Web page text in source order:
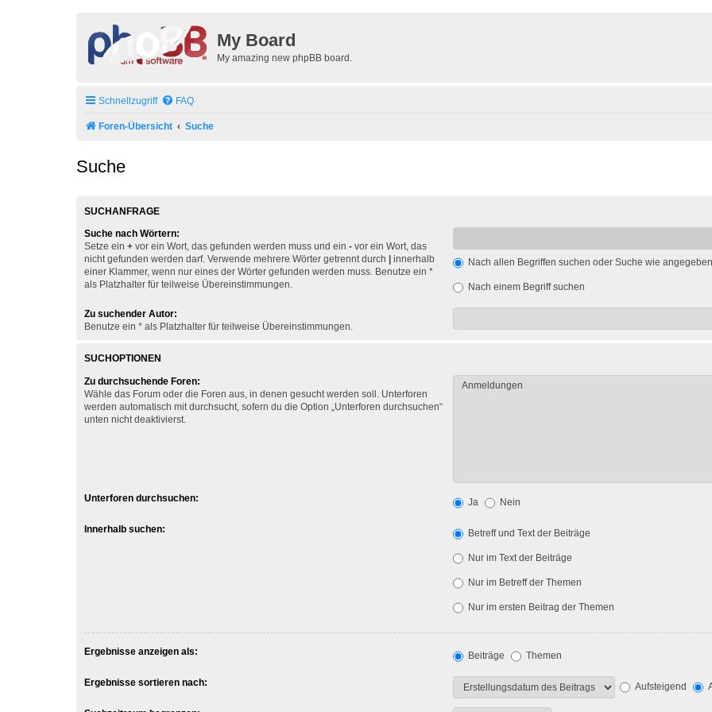
My Board
My amazing new phpBB board.
Schnellzugriff FAQ
Foren-Übersicht Suche
Suche
SUCHANFRAGE
Suche nach Wörtern:
Setze ein + vor ein Wort, das gefunden werden muss und ein - vor ein Wort, das
nicht gefunden werden darf. Verwende mehrere Wörter getrennt durch
innerhalb
einer Klammer, wenn nur eines der Wörter gefunden werden muss. Benutze ein *
als Platzhalter für teilweise Übereinstimmungen.
Nach allen Begriffen suchen oder Suche wie
Nach einem Begriff suchen
Zu suchender Autor:
Benutze ein * als Platzhalter für teilweise Übereinstimmungen.
SUCHOPTIONEN
Zu durchsuchende Foren:
Wähle das Forum oder die Foren aus, in denen gesucht werden soll. Unterforen
werden automatisch mit durchsucht, sofern du die Option „Unterforen durchsuchen“
unten nicht deaktivierst.
Unterforen durchsuchen: Ja Nein
Innerhalb suchen: Betreff und Text der Beiträge
Nur im Text der Beiträge
Nur im Betreff der Themen
Nur im ersten Beitrag der Themen
Ergebnisse anzeigen als: Beiträge Themen
Ergebnisse sortieren nach: Aufsteigend